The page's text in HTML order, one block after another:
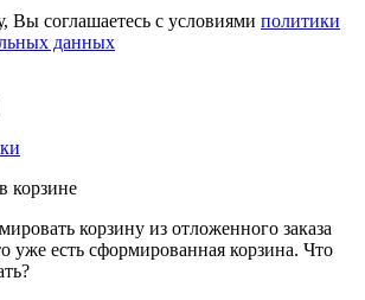
Вы соглашаетесь с условиями политики
данных
корзине
корзину из отложенного заказа
уже есть сформированная корзина. Что